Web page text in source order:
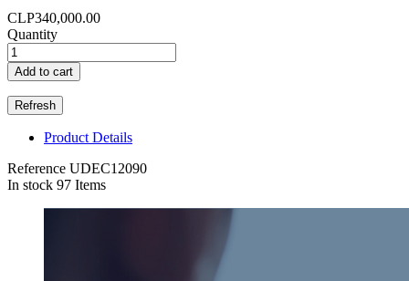
CLP340,000.00
Quantity
Add to cart
Product Details
Reference UDEC12090
In stock 97 Items